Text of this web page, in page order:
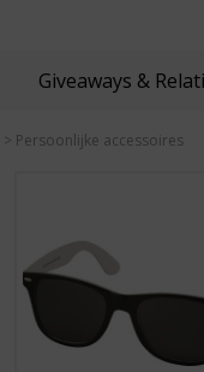
Giveaways &
> Persoonlijke accessoires